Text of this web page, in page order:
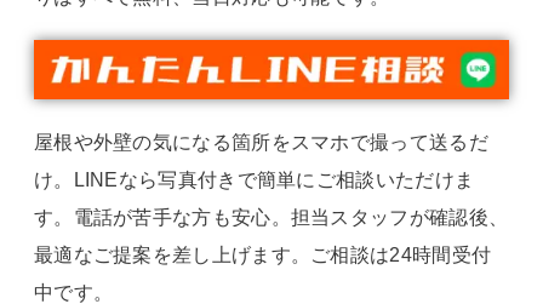
屋根や外壁の気になる箇所をスマホで撮って送るだ
け。LINEなら写真付きで簡単にご相談いただけま
す。電話が苦手な方も安心。担当スタッフが確認後、
最適なご提案を差し上げます。ご相談は24時間受付
中です。